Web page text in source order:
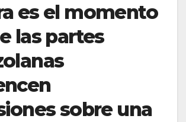
es el momento
las partes
sobre una